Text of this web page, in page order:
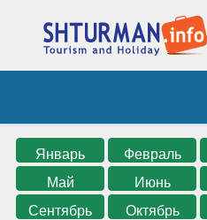
Январь Февраль
Май
Июнь
Сентябрь
Октябрь